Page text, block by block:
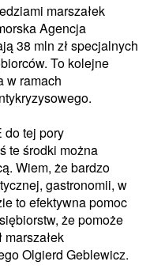
marszałek
Agencja
38 mln zł specjalnych
To kolejne
w ramach
do tej pory
te środki można
Wiem, że bardzo
gastronomii, w
to efektywna pomoc
że pomoże
marszałek
Olgierd Geblewicz.